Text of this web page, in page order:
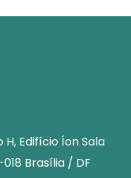
H, Edifício Íon Sala
Brasília / DF